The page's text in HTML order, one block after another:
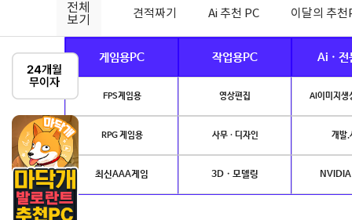
전체
보기
견적짜기 Ai 추천 PC 이달의 추천
게임용PC 작업용PC Ai · 전
FPS게임용 영상편집 AI이미지생
RPG 게임용 사무 · 디자인 개발.
최신AAA게임 3D · 모델링